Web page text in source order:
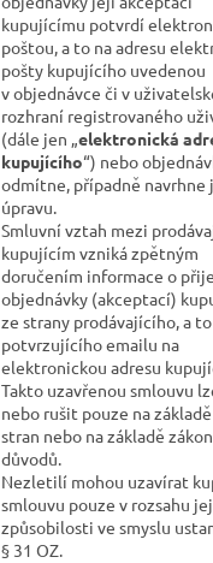
kupujícímu potvrdí
poštou, a to na adresu
pošty kupujícího uvedenou
v objednávce či v
rozhraní registrovaného
(dále jen „elektronická
kupujícího“) nebo
odmítne, případně navrhne
úpravu.
Smluvní vztah mezi
kupujícím vzniká zpětným
doručením informace o
objednávky (akceptací)
ze strany prodávajícího, a
potvrzujícího emailu na
elektronickou adresu
Takto uzavřenou smlouvu
nebo rušit pouze na
stran nebo na základě
důvodů.
Nezletilí mohou uzavírat
smlouvu pouze v rozsahu
způsobilosti ve smyslu
§ 31 OZ.